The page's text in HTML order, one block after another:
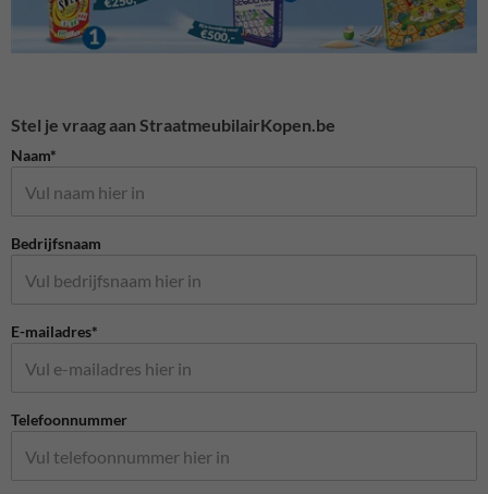
Stel je vraag aan StraatmeubilairKopen.be
Naam*
Bedrijfsnaam
E-mailadres*
Telefoonnummer